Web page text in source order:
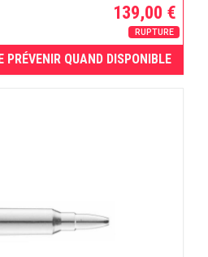
139,00 €
RUPTURE
PRÉVENIR QUAND DISPONIBLE